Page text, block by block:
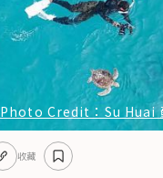
Photo Credit：Su Huai
收藏